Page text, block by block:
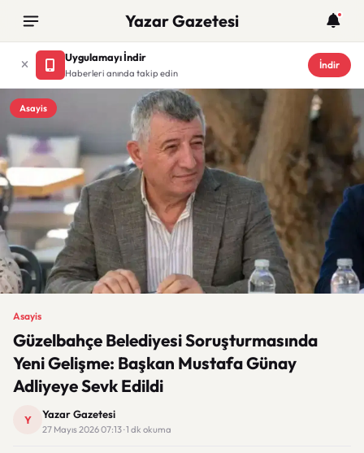
Yazar Gazetesi
Uygulamayı İndir
Haberleri anında takip edin
İndir
Asayis
Asayis
Güzelbahçe Belediyesi Soruşturmasında
Yeni Gelişme: Başkan Mustafa Günay
Adliyeye Sevk Edildi
Y Yazar Gazetesi
27 Mayıs 2026 07:13 · 1 dk okuma